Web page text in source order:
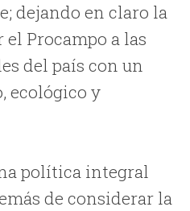
dejando en claro la
el Procampo a las
del país con un
ecológico y
política integral
de considerar la